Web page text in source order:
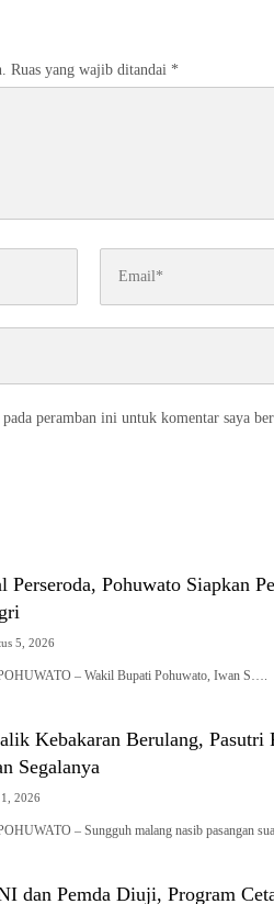
Ruas yang wajib ditandai *
peramban ini untuk komentar saya
Perseroda, Pohuwato Siapkan
5, 2026
– Wakil Bupati Pohuwato, Iwan S….
Kebakaran Berulang, Pasutri
Segalanya
2026
– Sungguh malang nasib pasangan
dan Pemda Diuji, Program